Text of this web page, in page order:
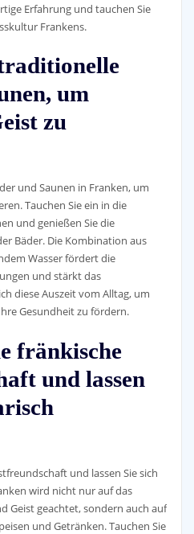
Erfahrung und tauchen Sie
Frankens.
um
zu
und Saunen in Franken, um
Tauchen Sie ein in die
und genießen Sie die
Bäder. Die Kombination aus
Wasser fördert die
und stärkt das
diese Auszeit vom Alltag, um
Gesundheit zu fördern.
fränkische
und lassen
und lassen Sie sich
wird nicht nur auf das
Geist geachtet, sondern auch auf
und Getränken. Tauchen Sie